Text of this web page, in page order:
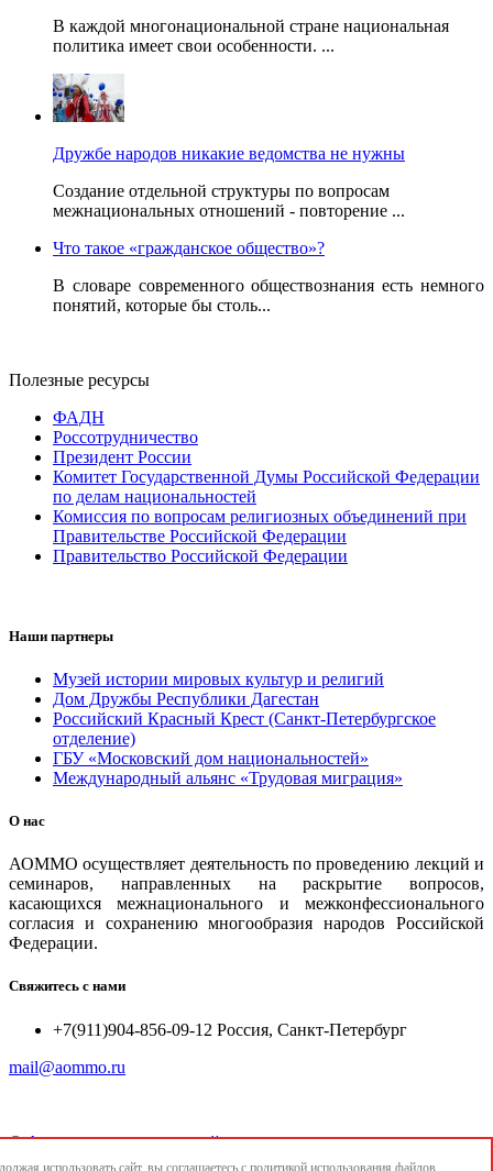
В каждой многонациональной стране национальная
политика имеет свои особенности. ...
Дружбе народов никакие ведомства не нужны
Создание отдельной структуры по вопросам
межнациональных отношений - повторение ...
Что такое «гражданское общество»?
В словаре современного обществознания есть немного
понятий, которые бы столь...
Полезные ресурсы
ФАДН
Россотрудничество
Президент России
Комитет Государственной Думы Российской Федерации
по делам национальностей
Комиссия по вопросам религиозных объединений при
Правительстве Российской Федерации
Правительство Российской Федерации
Наши партнеры
Музей истории мировых культур и религий
Дом Дружбы Республики Дагестан
Российский Красный Крест (Санкт-Петербургское
отделение)
ГБУ «Московский дом национальностей»
Международный альянс «Трудовая миграция»
О нас
АОММО осуществляет деятельность по проведению лекций и
семинаров, направленных на раскрытие вопросов,
касающихся межнационального и межконфессионального
согласия и сохранению многообразия народов Российской
Федерации.
Свяжитесь с нами
+7(911)904-856-09-12 Россия, Санкт-Петербург
mail@aommo.ru
© Ассоциация организаций по реализации национальных
проектов и достижению национальных целей развития
использовать сайт, вы соглашаетесь с политикой использования файлов